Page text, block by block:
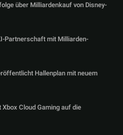
über Milliardenkauf von Disney-
Partnerschaft mit Milliarden-
Hallenplan mit neuem
Cloud Gaming auf die